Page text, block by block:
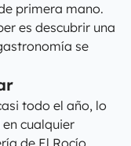
primera mano.
es descubrir una
se
todo el año, lo
cualquier
de El Rocío